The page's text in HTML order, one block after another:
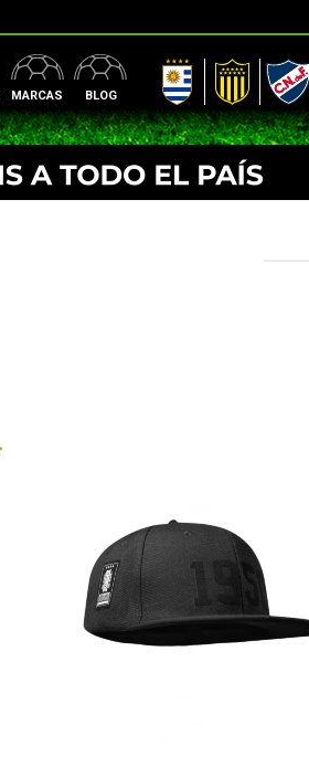
MARCAS BLOG
AUF Peñarol Nacional